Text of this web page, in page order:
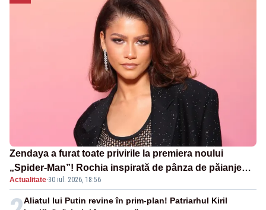
Zendaya a furat toate privirile la premiera noului
„Spider-Man”! Rochia inspirată de pânza de păianjen a
făcut senzație
Actualitate·30 iul. 2026, 18:56
Aliatul lui Putin revine în prim-plan! Patriarhul Kiril